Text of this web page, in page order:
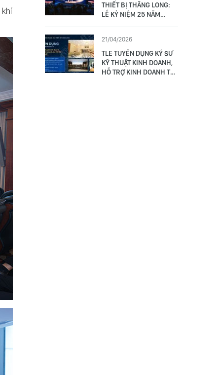
khí
THIẾT BỊ THĂNG LONG:
LỄ KỶ NIỆM 25 NĂM
17/5/2026
21/04/2026
TLE TUYỂN DỤNG KỸ SƯ
KỸ THUẬT KINH DOANH,
HỖ TRỢ KINH DOANH TẠI